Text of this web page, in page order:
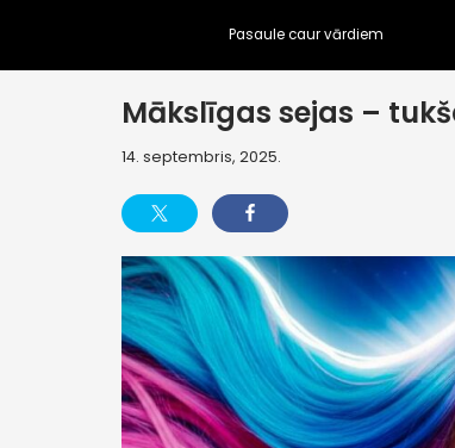
Pasaule caur vārdiem
Mākslīgas sejas –
14. septembris, 2025.